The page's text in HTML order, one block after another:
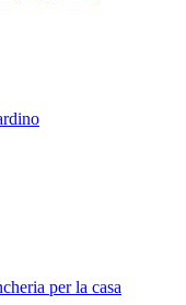
per la casa